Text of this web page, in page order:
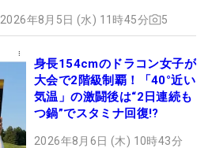
2026年8月5日 (水) 11時45分 5
身長154cmのドラコン女子が
大会で2階級制覇！「40°近い
気温」の激闘後は“2日連続も
つ鍋”でスタミナ回復!?
2026年8月6日 (木) 10時43分